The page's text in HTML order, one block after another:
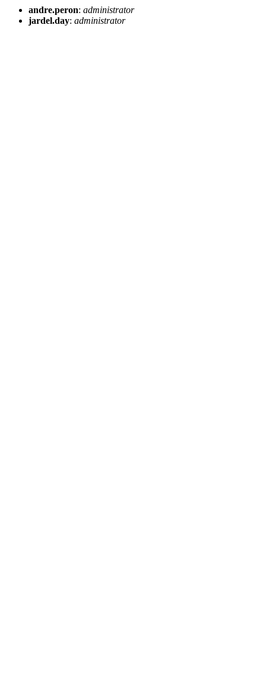
andre.peron: administrator
jardel.day: administrator